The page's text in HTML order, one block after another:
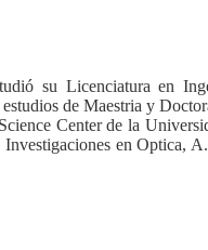
su Licenciatura en
de Maestria y
Center de la
en Optica,